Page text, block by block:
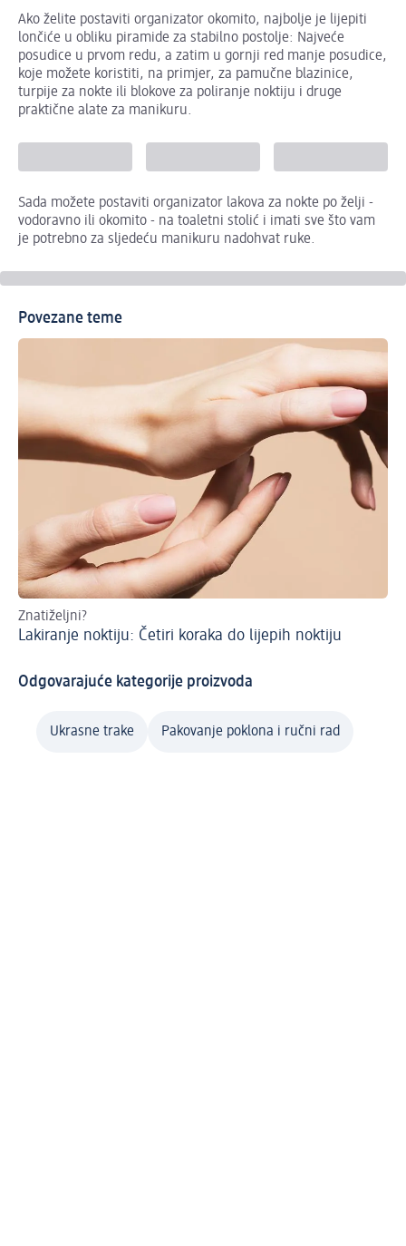
Ako želite postaviti organizator okomito, najbolje je lijepiti
lončiće u obliku piramide za stabilno postolje: Najveće
posudice u prvom redu, a zatim u gornji red manje posudice,
koje možete koristiti, na primjer, za pamučne blazinice,
turpije za nokte ili blokove za poliranje noktiju i druge
praktične alate za manikuru.
Sada možete postaviti organizator lakova za nokte po želji -
vodoravno ili okomito - na toaletni stolić i imati sve što vam
je potrebno za sljedeću manikuru nadohvat ruke.
Povezane teme
Znatiželjni?
Lakiranje noktiju: Četiri koraka do lijepih noktiju
Odgovarajuće kategorije proizvoda
Ukrasne trake Pakovanje poklona i ručni rad